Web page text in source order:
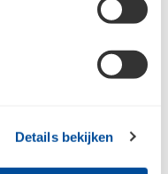
Details bekijken